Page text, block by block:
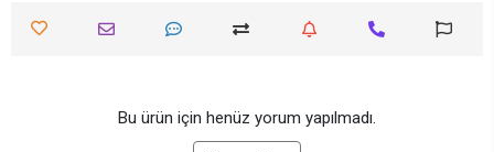
Bu ürün için henüz yorum yapılmadı.